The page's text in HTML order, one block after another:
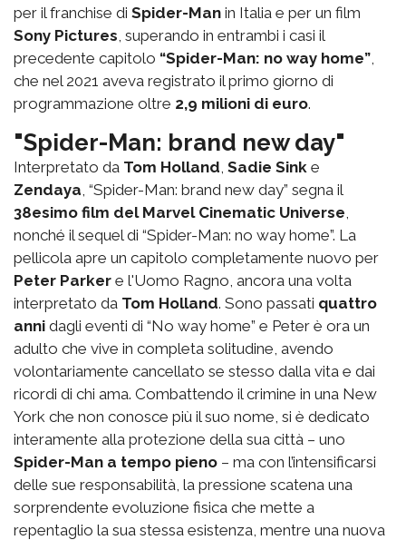
per il franchise di Spider-Man in Italia e per un film
Sony Pictures , superando in entrambi i casi il
precedente capitolo “Spider-Man: no way home”
che nel 2021 aveva registrato il primo giorno di
programmazione oltre 2,9 milioni di euro.
"Spider-Man: brand new day"
Interpretato da Tom Holland Sadie Sink e
Zendaya , “Spider-Man: brand new day” segna il
38esimo film del Marvel Cinematic Universe
nonché il sequel di “Spider-Man: no way home”. La
pellicola apre un capitolo completamente nuovo per
Peter Parker e l'Uomo Ragno, ancora una volta
interpretato da Tom Holland. Sono passati quattro
anni dagli eventi di “No way home” e Peter è ora un
adulto che vive in completa solitudine, avendo
volontariamente cancellato se stesso dalla vita e dai
ricordi di chi ama. Combattendo il crimine in una New
York che non conosce più il suo nome, si è dedicato
interamente alla protezione della sua città – uno
Spider-Man a tempo pieno – ma con l’intensificarsi
delle sue responsabilità, la pressione scatena una
sorprendente evoluzione fisica che mette a
repentaglio la sua stessa esistenza, mentre una nuova